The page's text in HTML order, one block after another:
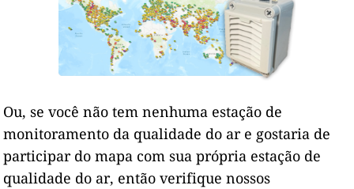
Ou, se você não tem nenhuma estação de
monitoramento da qualidade do ar e gostaria de
participar do mapa com sua própria estação de
qualidade do ar, então verifique nossos